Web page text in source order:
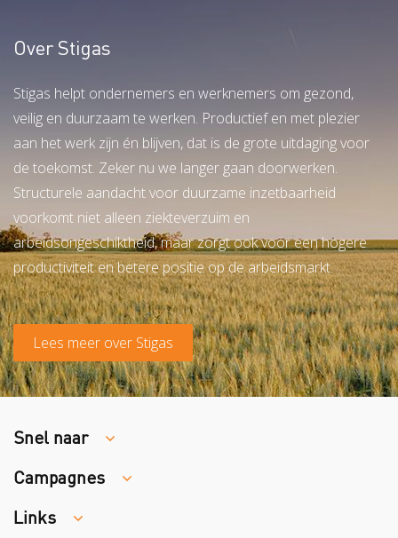
Over Stigas
Stigas helpt ondernemers en werknemers om gezond,
veilig en duurzaam te werken. Productief en met plezier
aan het werk zijn én blijven, dat is de grote uitdaging voor
de toekomst. Zeker nu we langer gaan doorwerken.
Structurele aandacht voor duurzame inzetbaarheid
voorkomt niet alleen ziekteverzuim en
arbeidsongeschiktheid, maar zorgt ook voor een hogere
productiviteit en betere positie op de arbeidsmarkt.
Lees meer over Stigas
Snel naar
Traumaopvang
Melden van een arbeidsongeval
Campagnes
Week van de Teek
Links